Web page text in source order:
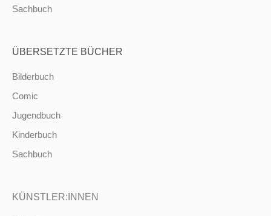
Sachbuch
ÜBERSETZTE BÜCHER
Bilderbuch
Comic
Jugendbuch
Kinderbuch
Sachbuch
KÜNSTLER:INNEN